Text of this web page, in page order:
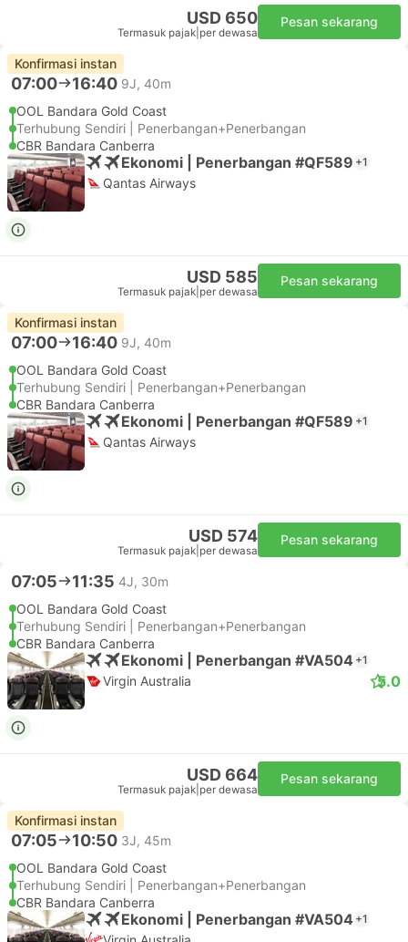
USD 650
Termasuk pajak per dewasa
Pesan sekarang
Konfirmasi instan
07:00 16:40 9J, 40m
OOL Bandara Gold Coast
Terhubung Sendiri | Penerbangan+Penerbangan
CBR Bandara Canberra
Ekonomi | Penerbangan #QF589 +1
Qantas Airways
USD 585
Termasuk pajak per dewasa
Pesan sekarang
Konfirmasi instan
07:00 16:40 9J, 40m
OOL Bandara Gold Coast
Terhubung Sendiri | Penerbangan+Penerbangan
CBR Bandara Canberra
Ekonomi | Penerbangan #QF589 +1
Qantas Airways
USD 574
Termasuk pajak per dewasa
Pesan sekarang
07:05 11:35 4J, 30m
OOL Bandara Gold Coast
Terhubung Sendiri | Penerbangan+Penerbangan
CBR Bandara Canberra
Ekonomi | Penerbangan #VA504 +1
Virgin Australia 5.0
USD 664
Termasuk pajak per dewasa
Pesan sekarang
Konfirmasi instan
07:05 10:50 3J, 45m
OOL Bandara Gold Coast
Terhubung Sendiri | Penerbangan+Penerbangan
CBR Bandara Canberra
Ekonomi | Penerbangan #VA504 +1